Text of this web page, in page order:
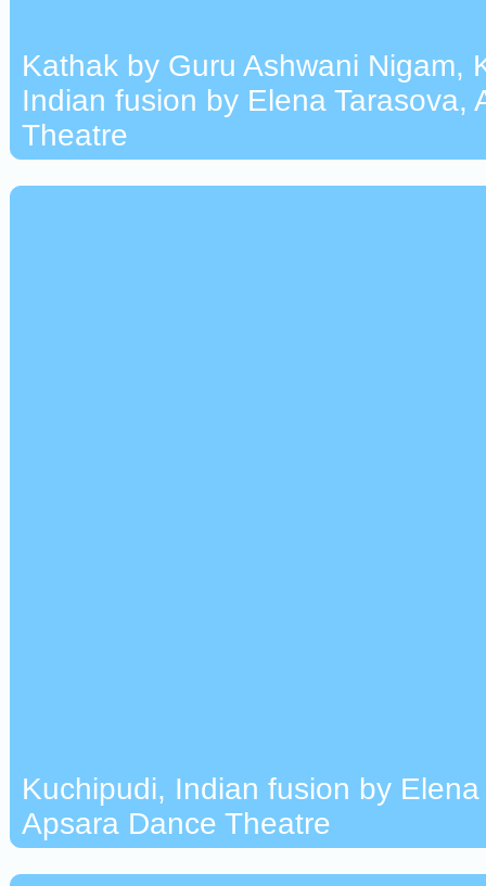
Kathak by Guru Ashwani Nigam,
Indian fusion by Elena Tarasova,
Theatre
Kuchipudi, Indian fusion by Elena
Apsara Dance Theatre